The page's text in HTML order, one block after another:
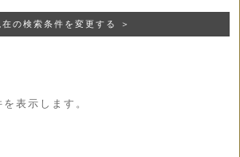
在の検索条件を変更する ＞
を表示します。